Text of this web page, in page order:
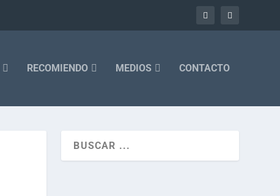
RECOMIENDO MEDIOS CONTACTO